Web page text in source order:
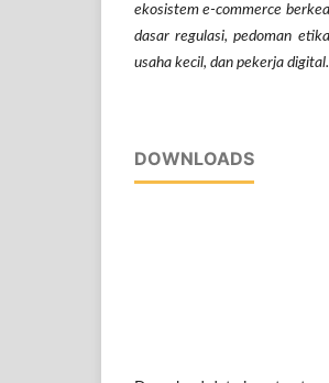
ekosistem e-commerce
dasar regulasi, pedoman
usaha kecil, dan pekerja digital.
DOWNLOADS